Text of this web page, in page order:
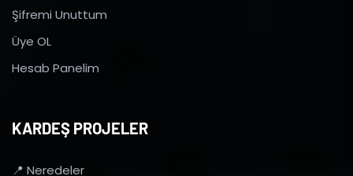
Şifremi Unuttum
Üye OL
Hesab Panelim
KARDEŞ PROJELER
📍 Neredeler